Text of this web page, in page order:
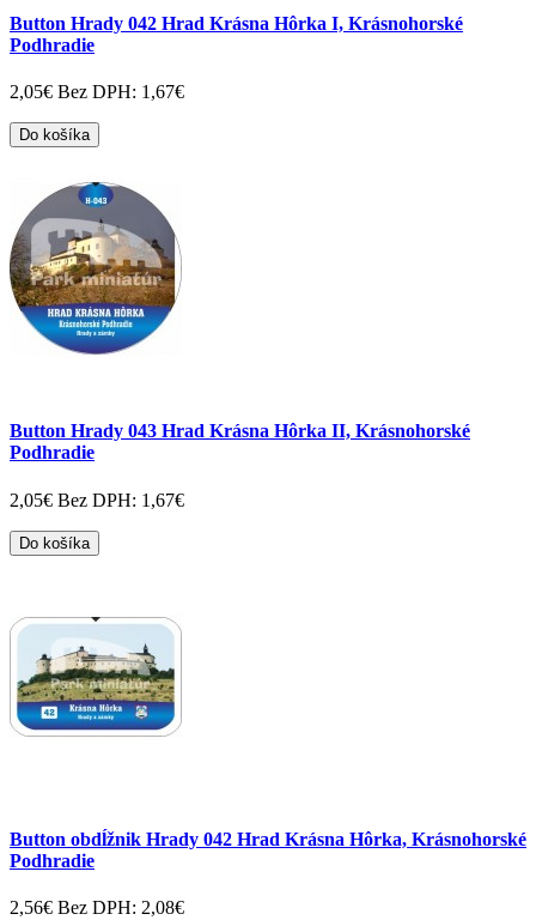
Button Hrady 042 Hrad Krásna Hôrka I, Krásnohorské
Podhradie
2,05€ Bez DPH: 1,67€
Do košíka
Button Hrady 043 Hrad Krásna Hôrka II, Krásnohorské
Podhradie
2,05€ Bez DPH: 1,67€
Do košíka
Button obdĺžnik Hrady 042 Hrad Krásna Hôrka, Krásnohorské
Podhradie
2,56€ Bez DPH: 2,08€